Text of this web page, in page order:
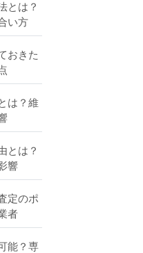
とは？
い方
おきた
は？維
とは？
響
定のポ
者
能？専